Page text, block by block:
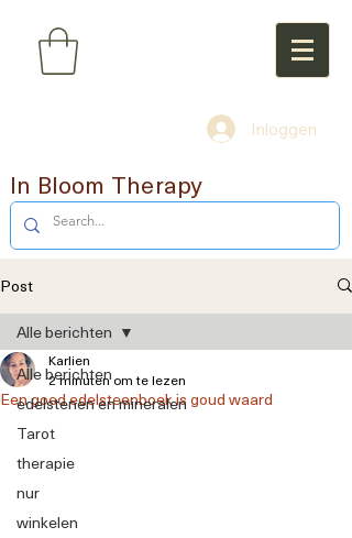
Inloggen
In Bloom Therapy
Post
Alle berichten
edelstenen en mineralen
Tarot
therapie
nur
winkelen
Alle berichten
Een goed edelsteenboek is goud waard
Karlien
2 minuten om te lezen